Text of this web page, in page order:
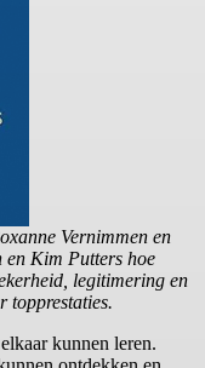
Vernimmen en
en Kim Putters hoe
legitimering en
topprestaties.
kunnen leren.